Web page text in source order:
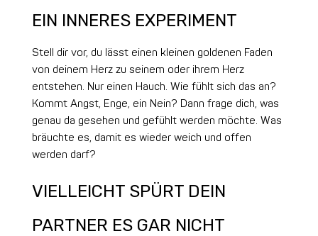
EIN INNERES EXPERIMENT
Stell dir vor, du lässt einen kleinen goldenen Faden
von deinem Herz zu seinem oder ihrem Herz
entstehen. Nur einen Hauch. Wie fühlt sich das an?
Kommt Angst, Enge, ein Nein? Dann frage dich, was
genau da gesehen und gefühlt werden möchte. Was
bräuchte es, damit es wieder weich und offen
werden darf?
VIELLEICHT SPÜRT DEIN
PARTNER ES GAR NICHT